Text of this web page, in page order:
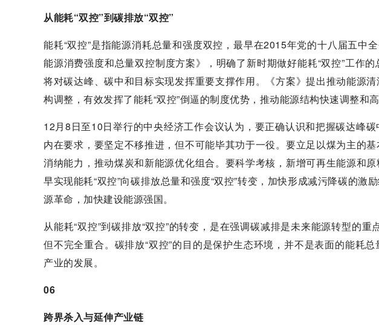
从能耗“双控”到碳排放“双控”
能耗“双控”是指能源消耗总量和强度双控，最早在2015年党的十八届五中
能源消费强度和总量双控制度方案》，明确了新时期做好能耗“双控”工作
将对碳达峰、碳中和目标实现发挥重要支撑作用。《方案》提出推动能源
构调整，有效发挥了能耗“双控”倒逼的制度优势，推动能源结构快速调整和
12月8日至10日举行的中央经济工作会议认为，要正确认识和把握碳达峰
内在要求，要坚定不移推进，但不可能毕其功于一役。要立足以煤为主的
消纳能力，推动煤炭和新能源优化组合。要科学考核，新增可再生能源和
早实现能耗“双控”向碳排放总量和强度“双控”转变，加快形成减污降碳的激
源革命，加快建设能源强国。
从能耗“双控”到碳排放“双控”的转变，是在强调碳减排是未来能源转型的重
但不完全重合。碳排放“双控”的目的是保护生态环境，并不是表面的能耗
产业的发展。
06
跨界杀入与延伸产业链